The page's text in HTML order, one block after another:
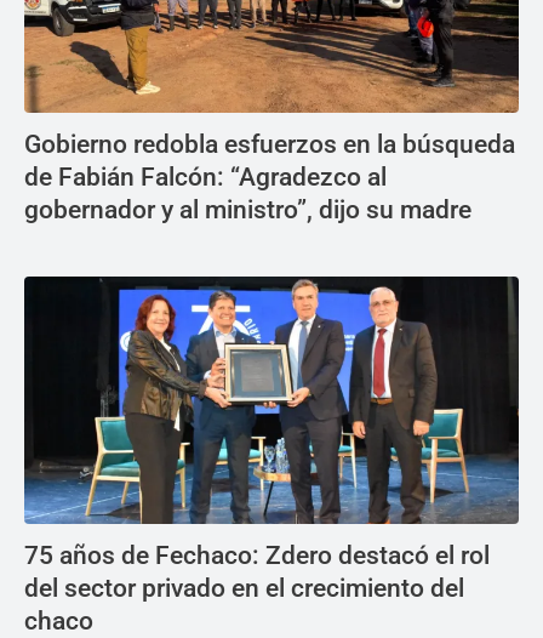
Gobierno redobla esfuerzos en la búsqueda
de Fabián Falcón: “Agradezco al
gobernador y al ministro”, dijo su madre
75 años de Fechaco: Zdero destacó el rol
del sector privado en el crecimiento del
chaco